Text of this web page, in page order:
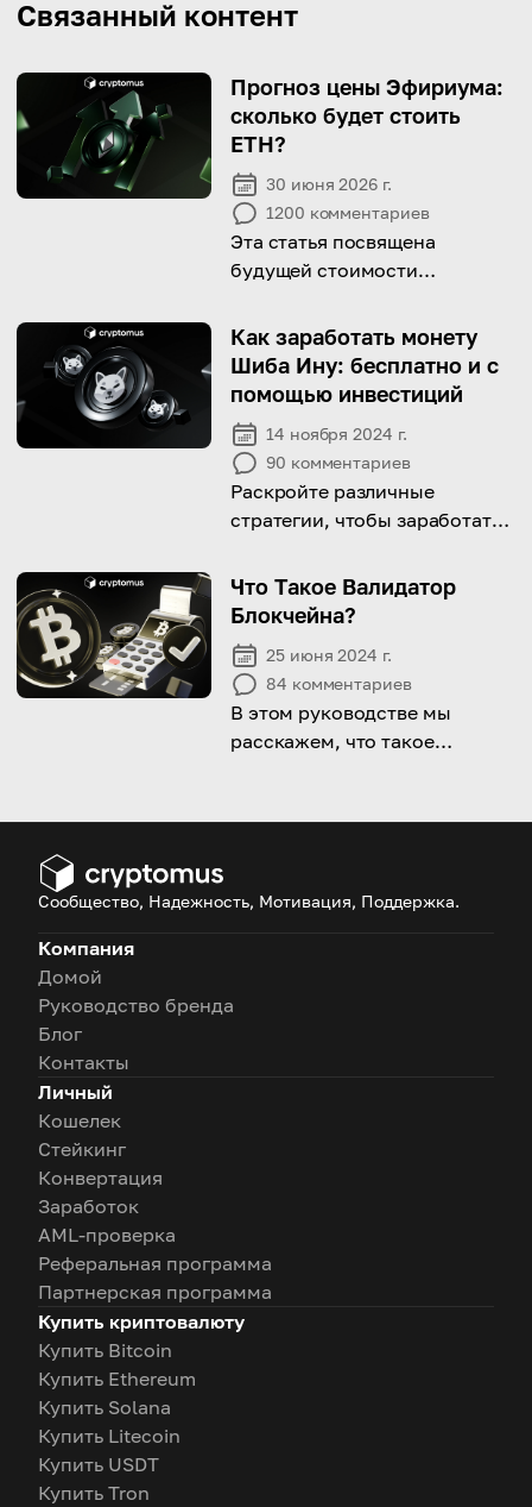
Связанный контент
Прогноз цены Эфириума:
сколько будет стоить
ETH?
30 июня 2026 г.
1200 комментариев
Эта статья посвящена
будущей стоимости
инвестиционному
потенциалу. Прочитайте,
чтобы узнать прогнозы
Как заработать монету
Шиба Ину: бесплатно и с
помощью инвестиций
14 ноября 2024 г.
90 комментариев
Раскройте различные
стратегии, чтобы заработать
нулевых инвестиций до
умных инвестиционных
Что Такое Валидатор
Блокчейна?
25 июня 2024 г.
84 комментариев
В этом руководстве мы
расскажем, что такое
как его выбрать и даже стать
Сообщество, Надежность, Мотивация, Поддержка.
Компания
Домой
Руководство бренда
Блог
Контакты
Личный
Кошелек
Стейкинг
Конвертация
Заработок
AML-проверка
Реферальная программа
Партнерская программа
Купить криптовалюту
Купить Bitcoin
Купить Ethereum
Купить Solana
Купить Litecoin
Купить USDT
Купить Tron